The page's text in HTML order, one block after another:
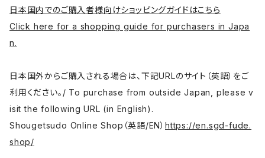
日本国内でのご購入者様向けショッピングガイドはこちら
Click here for a shopping guide for purchasers in Japa
n.
日本国外からご購入される場合は、下記URLのサイト（英語）をご
利用ください。/ To purchase from outside Japan, please v
isit the following URL (in English).
Shougetsudo Online Shop（英語/EN）https://en.sgd-fude.
shop/